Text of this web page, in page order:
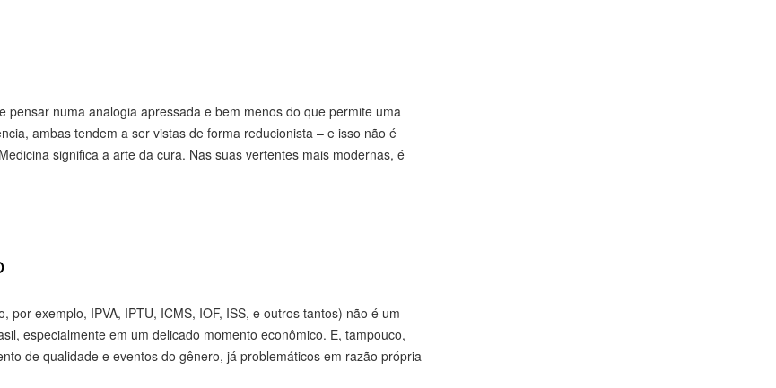
numa analogia apressada e bem menos do que permite uma
ambas tendem a ser vistas de forma reducionista – e isso não é
significa a arte da cura. Nas suas vertentes mais modernas, é
por exemplo, IPVA, IPTU, ICMS, IOF, ISS, e outros tantos) não é um
especialmente em um delicado momento econômico. E, tampouco,
de qualidade e eventos do gênero, já problemáticos em razão própria